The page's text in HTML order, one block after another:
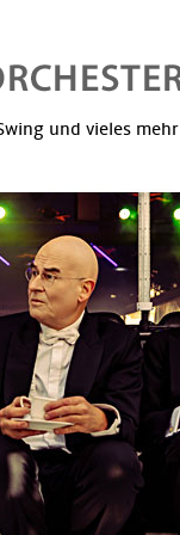
und vieles mehr